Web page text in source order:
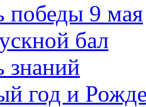
победы 9 мая
бал
знаний
год и